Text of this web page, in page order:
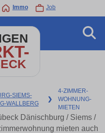
Immo Job
SIEMS-
WALLBERG
❯
4-ZIMMER-
WOHNUNG-
MIETEN
Dänischburg / Siems /
mieten auch